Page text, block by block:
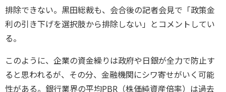
排除できない。黒田総裁も、会合後の記者会見で「政策金
利の引き下げを選択肢から排除しない」とコメントしてい
る。
このように、企業の資金繰りは政府や日銀が全力で防止す
ると思われるが、その分、金融機関にシワ寄せがいく可能
性がある。銀行業界の平均PBR（株価純資産倍率）は過去